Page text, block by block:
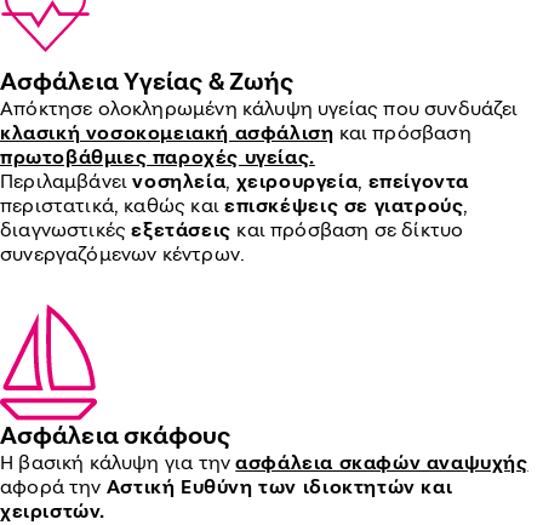
Ασφάλεια Υγείας & Ζωής
Απόκτησε ολοκληρωμένη κάλυψη υγείας που συνδυάζει
κλασική νοσοκομειακή ασφάλιση και πρόσβαση
πρωτοβάθμιες παροχές υγείας.
Περιλαμβάνεινοσηλεία, χειρουργεία, επείγοντα
περιστατικά, καθώς καιεπισκέψεις σε γιατρούς,
διαγνωστικέςεξετάσεις και πρόσβαση σε δίκτυο
συνεργαζόμενων κέντρων.
Ασφάλεια σκάφους
H βασική κάλυψη για τηνασφάλεια σκαφών αναψυχής
αφορά την Αστική Ευθύνη των ιδιοκτητών και
χειριστών.